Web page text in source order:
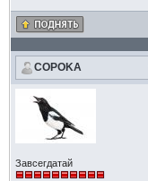
COPOKA
Завсегдатай